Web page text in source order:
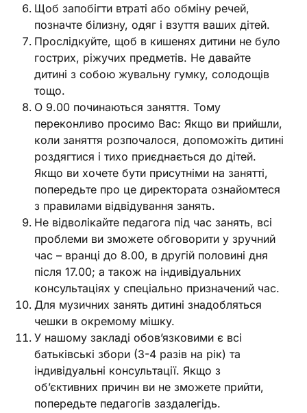
Щоб запобігти втраті або обміну речей,
позначте білизну, одяг і взуття ваших дітей.
Прослідкуйте, щоб в кишенях дитини не було
гострих, ріжучих предметів. Не давайте
дитині з собою жувальну гумку, солодощів
тощо.
О 9.00 починаються заняття. Тому
переконливо просимо Вас: Якщо ви прийшли,
коли заняття розпочалося, допоможіть дитині
роздягтися і тихо приєднається до дітей.
Якщо ви хочете бути присутніми на занятті,
попередьте про це директората ознайомтеся
з правилами відвідування занять.
Не відволікайте педагога під час занять, всі
проблеми ви зможете обговорити у зручний
час – вранці до 8.00, в другій половині дня
після 17.00; а також на індивідуальних
консультаціях у спеціально призначений час.
Для музичних занять дитині знадобляться
чешки в окремому мішку.
У нашому закладі обов’язковими є всі
батьківські збори (3-4 разів на рік) та
індивідуальні консультації. Якщо з
об’єктивних причин ви не зможете прийти,
попередьте педагогів заздалегідь.